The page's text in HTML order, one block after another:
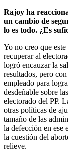
Rajoy ha
un cambio de
lo es todo. ¿Es
Yo no creo que
recuperar al
logró encauzar la
resultados, pero
empleado para
desdeñable sobre
electorado del PP.
otras políticas de
tamaño de las
la defección en ese
la cuestión del
relieve.